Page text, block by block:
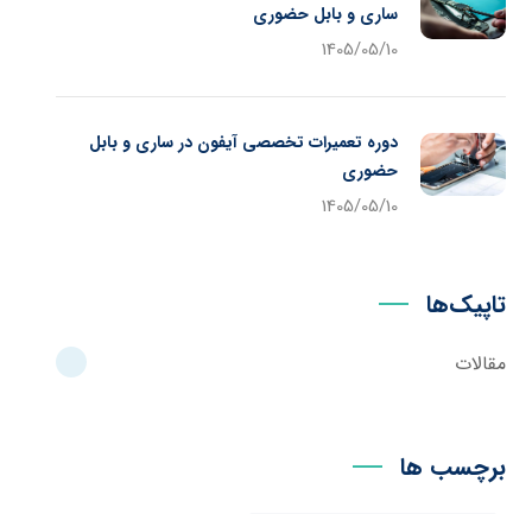
ساری و بابل حضوری
1405/05/10
دوره تعمیرات تخصصی آیفون در ساری و بابل
حضوری
1405/05/10
تاپیک‌ها
مقالات
برچسب ها